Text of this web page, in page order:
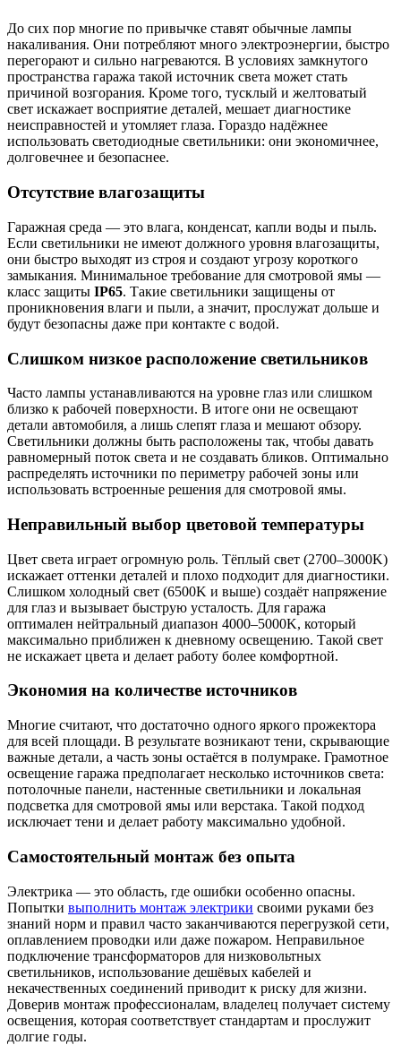
До сих пор многие по привычке ставят обычные лампы
накаливания. Они потребляют много электроэнергии, быстро
перегорают и сильно нагреваются. В условиях замкнутого
пространства гаража такой источник света может стать
причиной возгорания. Кроме того, тусклый и желтоватый
свет искажает восприятие деталей, мешает диагностике
неисправностей и утомляет глаза. Гораздо надёжнее
использовать светодиодные светильники: они экономичнее,
долговечнее и безопаснее.
Отсутствие влагозащиты
Гаражная среда — это влага, конденсат, капли воды и пыль.
Если светильники не имеют должного уровня влагозащиты,
они быстро выходят из строя и создают угрозу короткого
замыкания. Минимальное требование для смотровой ямы —
класс защиты IP65. Такие светильники защищены от
проникновения влаги и пыли, а значит, прослужат дольше и
будут безопасны даже при контакте с водой.
Слишком низкое расположение светильников
Часто лампы устанавливаются на уровне глаз или слишком
близко к рабочей поверхности. В итоге они не освещают
детали автомобиля, а лишь слепят глаза и мешают обзору.
Светильники должны быть расположены так, чтобы давать
равномерный поток света и не создавать бликов. Оптимально
распределять источники по периметру рабочей зоны или
использовать встроенные решения для смотровой ямы.
Неправильный выбор цветовой температуры
Цвет света играет огромную роль. Тёплый свет (2700–3000K)
искажает оттенки деталей и плохо подходит для диагностики.
Слишком холодный свет (6500K и выше) создаёт напряжение
для глаз и вызывает быструю усталость. Для гаража
оптимален нейтральный диапазон 4000–5000K, который
максимально приближен к дневному освещению. Такой свет
не искажает цвета и делает работу более комфортной.
Экономия на количестве источников
Многие считают, что достаточно одного яркого прожектора
для всей площади. В результате возникают тени, скрывающие
важные детали, а часть зоны остаётся в полумраке. Грамотное
освещение гаража предполагает несколько источников света:
потолочные панели, настенные светильники и локальная
подсветка для смотровой ямы или верстака. Такой подход
исключает тени и делает работу максимально удобной.
Самостоятельный монтаж без опыта
Электрика — это область, где ошибки особенно опасны.
Попытки выполнить монтаж электрики своими руками без
знаний норм и правил часто заканчиваются перегрузкой сети,
оплавлением проводки или даже пожаром. Неправильное
подключение трансформаторов для низковольтных
светильников, использование дешёвых кабелей и
некачественных соединений приводит к риску для жизни.
Доверив монтаж профессионалам, владелец получает систему
освещения, которая соответствует стандартам и прослужит
долгие годы.